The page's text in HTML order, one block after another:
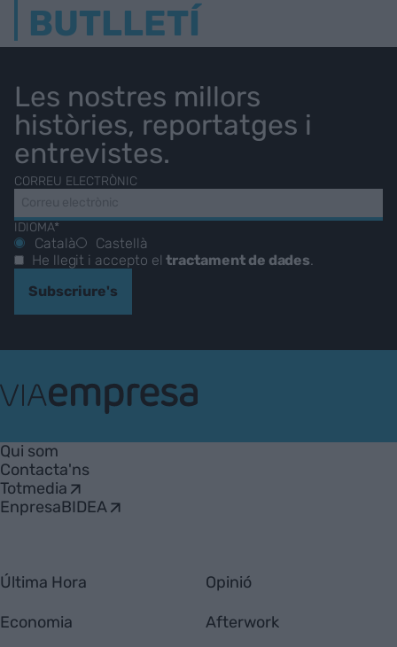
BUTLLETÍ
Les nostres millors
històries, reportatges i
entrevistes.
CORREU ELECTRÒNIC
IDIOMA*
Català
Castellà
He llegit i accepto eltractament de dades.
Subscriure's
Empresa
Qui som
Contacta'ns
Totmedia
EnpresaBIDEA
Última Hora
Economia
Opinió
Afterwork